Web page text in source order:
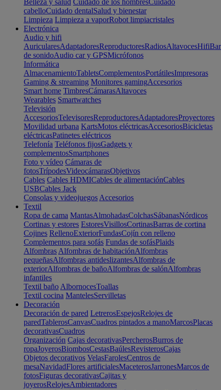
Belleza y salud Cuidado de los hombresCuidado
cabelloCuidado dentalSalud y bienestar
Limpieza Limpieza a vaporRobot limpiacristales
Electrónica
Audio y hifi
AuricularesAdaptadoresReproductoresRadiosAltavocesHifi
de sonidoAudio car y GPSMicrófonos
Informática
AlmacenamientoTabletsComplementosPortátilesImpresoras
Gaming & streaming Monitores gamingAccesorios
Smart home TimbresCámarasAltavoces
Wearables Smartwatches
Televisión
AccesoriosTelevisoresReproductoresAdaptadoresProyectores
Movilidad urbana KartsMotos eléctricasAccesoriosBicicletas
eléctricasPatinetes eléctricos
Telefonía Teléfonos fijosGadgets y
complementosSmartphones
Foto y vídeo Cámaras de
fotosTrípodesVideocámarasObjetivos
Cables Cables HDMICables de alimentaciónCables
USBCables Jack
Consolas y videojuegos Accesorios
Textil
Ropa de cama MantasAlmohadasColchasSábanasNórdicos
Cortinas y estores EstoresVisillosCortinasBarras de cortina
Cojines RellenoExteriorFundasCojín con relleno
Complementos para sofás Fundas de sofásPlaids
Alfombras Alfombras de habitaciónAlfombras
pequeñasAlfombras antideslizantesAlfombras de
exteriorAlfombras de bañoAlfombras de salónAlfombras
infantiles
Textil baño AlbornocesToallas
Textil cocina MantelesServilletas
Decoración
Decoración de pared LetrerosEspejosRelojes de
paredTablerosCanvasCuadros pintados a manoMarcosPlacas
decorativasCuadros
Organización Cajas decorativasPercherosBurros de
ropaJoyerosBiombosCestasBaúlesRevisterosCajas
Objetos decorativos VelasFarolesCentros de
mesaNavidadFlores artificialesMaceterosJarronesMarcos de
fotosFiguras decorativasCajitas y
joyerosRelojesAmbientadores